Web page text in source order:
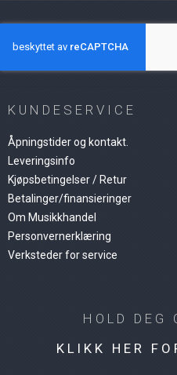
KUNDESERVICE
Åpningstider og kontakt.
Leveringsinfo
Kjøpsbetingelser / Retur
Betalinger/finansieringer
Om Musikkhandel
Personvernerklæring
Verksteder for service
HOLD DEG
KLIKK HER